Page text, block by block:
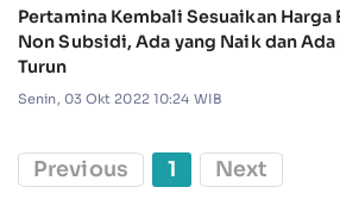
Pertamina Kembali Sesuaikan Harga
Non Subsidi, Ada yang Naik dan Ada
Turun
Senin, 03 Okt 2022 10:24 WIB
Previous 1 Next